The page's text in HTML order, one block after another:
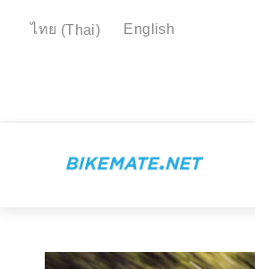
ไทย (Thai) English